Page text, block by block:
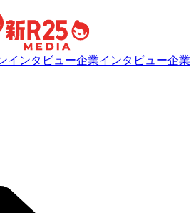
インタビュー企業インタビュー企業